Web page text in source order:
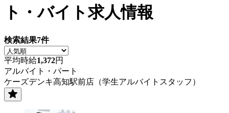
ト・バイト求人情報
検索結果7件
平均時給1,372円
アルバイト・パート
ケーズデンキ高知駅前店（学生アルバイトスタッフ）